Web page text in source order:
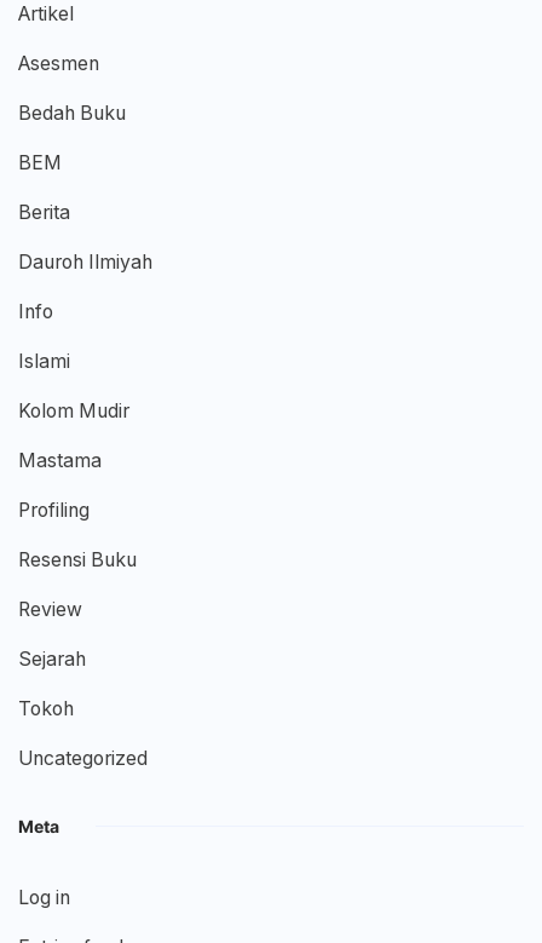
Artikel
Asesmen
Bedah Buku
BEM
Berita
Dauroh Ilmiyah
Info
Islami
Kolom Mudir
Mastama
Profiling
Resensi Buku
Review
Sejarah
Tokoh
Uncategorized
Meta
Log in